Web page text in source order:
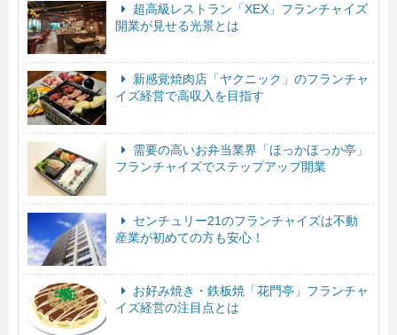
超高級レストラン「XEX」フランチャイズ
開業が見せる光景とは
新感覚焼肉店「ヤクニック」のフランチャ
イズ経営で高収入を目指す
需要の高いお弁当業界「ほっかほっか亭」
フランチャイズでステップアップ開業
センチュリー21のフランチャイズは不動
産業が初めての方も安心！
お好み焼き・鉄板焼「花門亭」フランチャ
イズ経営の注目点とは